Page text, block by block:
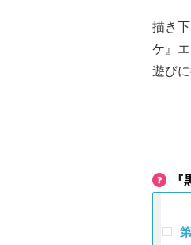
描き
ケ』
遊び